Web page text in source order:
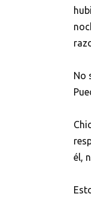
No
él,